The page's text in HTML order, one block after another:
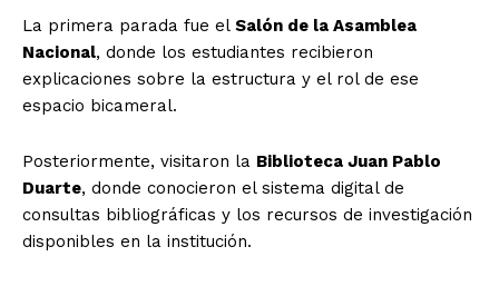
La primera parada fue el Salón de la Asamblea
Nacional, donde los estudiantes recibieron
explicaciones sobre la estructura y el rol de ese
espacio bicameral.
Posteriormente, visitaron la Biblioteca Juan Pablo
Duarte, donde conocieron el sistema digital de
consultas bibliográficas y los recursos de investigación
disponibles en la institución.